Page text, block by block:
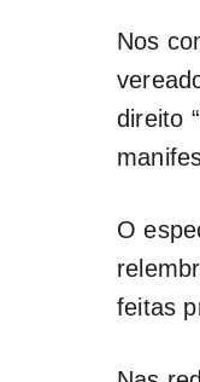
Nos
direito
O
feitas